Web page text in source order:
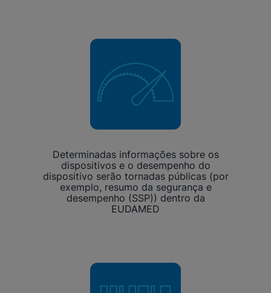
Determinadas informações sobre os
dispositivos e o desempenho do
dispositivo serão tornadas públicas (por
exemplo, resumo da segurança e
desempenho (SSP)) dentro da
EUDAMED